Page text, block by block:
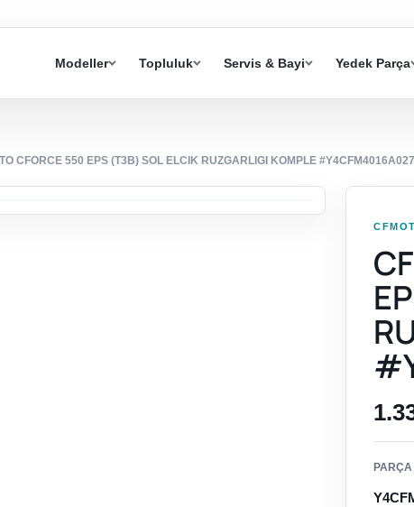
Modeller Topluluk Servis & Bayi Yedek Parça
CFORCE 550 EPS (T3B) SOL ELCIK RUZGARLIGI KOMPLE